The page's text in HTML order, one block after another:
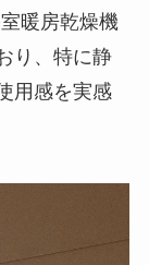
暖房乾燥機
り、特に静
用感を実感